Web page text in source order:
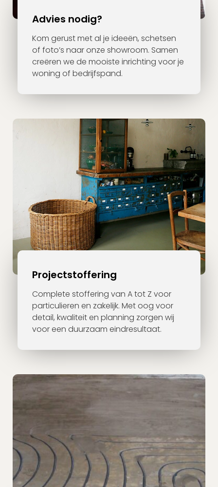
Advies nodig?
Kom gerust met al je ideeën, schetsen
of foto’s naar onze showroom. Samen
creëren we de mooiste inrichting voor je
woning of bedrijfspand.
Projectstoffering
Complete stoffering van A tot Z voor
particulieren en zakelijk. Met oog voor
detail, kwaliteit en planning zorgen wij
voor een duurzaam eindresultaat.